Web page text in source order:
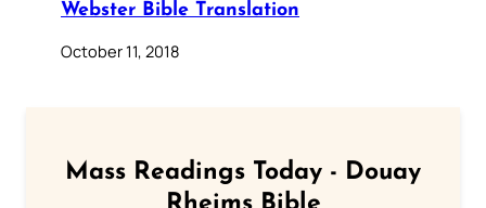
Webster Bible Translation
October 11, 2018
Mass Readings Today - Douay